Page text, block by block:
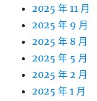
2025 年 11 月
2025 年 9 月
2025 年 8 月
2025 年 5 月
2025 年 2 月
2025 年 1 月